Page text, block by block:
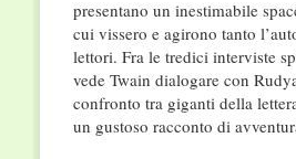
presentano un inestimabile
cui vissero e agirono tanto
lettori. Fra le tredici interviste
vede Twain dialogare con
confronto tra giganti della
un gustoso racconto di